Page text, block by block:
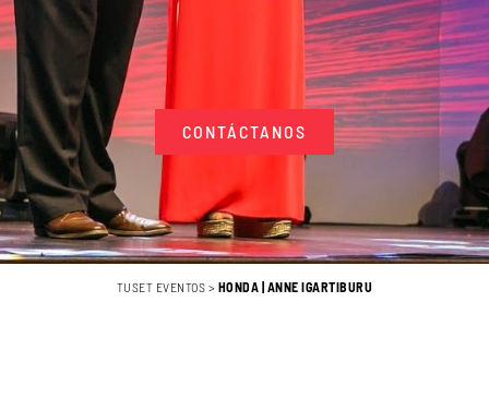
CONTÁCTANOS
TUSET EVENTOS > HONDA | ANNE IGARTIBURU